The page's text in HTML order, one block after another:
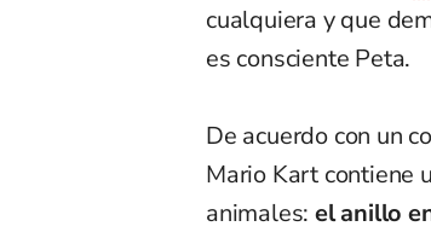
cualquiera y que
es consciente Peta.
De acuerdo con un
Mario Kart contiene
animales:el anillo